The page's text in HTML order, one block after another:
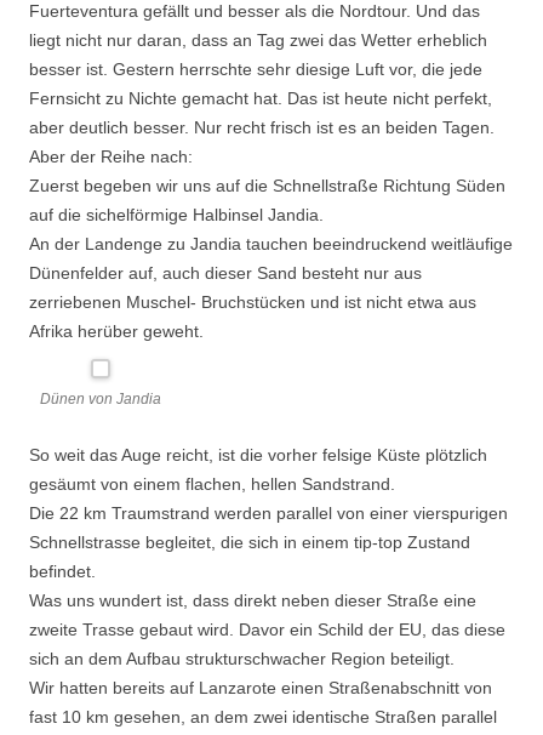
Fuerteventura gefällt und besser als die Nordtour. Und das
liegt nicht nur daran, dass an Tag zwei das Wetter erheblich
besser ist. Gestern herrschte sehr diesige Luft vor, die jede
Fernsicht zu Nichte gemacht hat. Das ist heute nicht perfekt,
aber deutlich besser. Nur recht frisch ist es an beiden Tagen.
Aber der Reihe nach:
Zuerst begeben wir uns auf die Schnellstraße Richtung Süden
auf die sichelförmige Halbinsel Jandia.
An der Landenge zu Jandia tauchen beeindruckend weitläufige
Dünenfelder auf, auch dieser Sand besteht nur aus
zerriebenen Muschel- Bruchstücken und ist nicht etwa aus
Afrika herüber geweht.
Dünen von Jandia
So weit das Auge reicht, ist die vorher felsige Küste plötzlich
gesäumt von einem flachen, hellen Sandstrand.
Die 22 km Traumstrand werden parallel von einer vierspurigen
Schnellstrasse begleitet, die sich in einem tip-top Zustand
befindet.
Was uns wundert ist, dass direkt neben dieser Straße eine
zweite Trasse gebaut wird. Davor ein Schild der EU, das diese
sich an dem Aufbau strukturschwacher Region beteiligt.
Wir hatten bereits auf Lanzarote einen Straßenabschnitt von
fast 10 km gesehen, an dem zwei identische Straßen parallel